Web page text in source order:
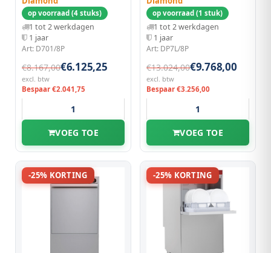
op voorraad (4 stuks)
1 tot 2 werkdagen
1 jaar
Art: D701/8P
€8.167,00€6.125,25
excl. btw
Bespaar €2.041,75
VOEG TOE
op voorraad (1 stuk)
1 tot 2 werkdagen
1 jaar
Art: DP7L/8P
€13.024,00€9.768,00
excl. btw
Bespaar €3.256,00
VOEG TOE
-25% KORTING -25% KORTING